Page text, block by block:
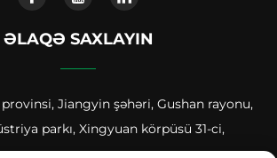
ƏLAQƏ SAXLAYIN
Jiangyin şəhəri, Gushan rayonu,
parkı, Xingyuan körpüsü 31-ci,